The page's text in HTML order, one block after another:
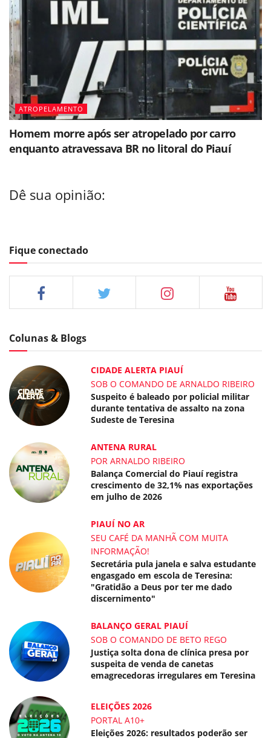
ATROPELAMENTO
Homem morre após ser atropelado por carro
enquanto atravessava BR no litoral do Piauí
Dê sua opinião:
Fique conectado
Colunas & Blogs
CIDADE ALERTA PIAUÍ
SOB O COMANDO DE ARNALDO RIBEIRO
Suspeito é baleado por policial militar
durante tentativa de assalto na zona
Sudeste de Teresina
ANTENA RURAL
POR ARNALDO RIBEIRO
Balança Comercial do Piauí registra
crescimento de 32,1% nas exportações
em julho de 2026
PIAUÍ NO AR
SEU CAFÉ DA MANHÃ COM MUITA
INFORMAÇÃO!
Secretária pula janela e salva estudante
engasgado em escola de Teresina:
"Gratidão a Deus por ter me dado
discernimento"
BALANÇO GERAL PIAUÍ
SOB O COMANDO DE BETO REGO
Justiça solta dona de clínica presa por
suspeita de venda de canetas
emagrecedoras irregulares em Teresina
ELEIÇÕES 2026
PORTAL A10+
Eleições 2026: resultados poderão ser